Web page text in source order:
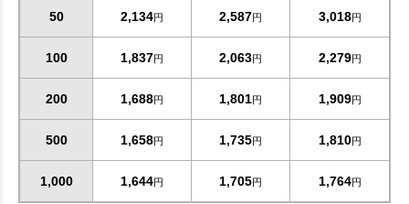
50 2,134円 2,587円 3,018円
100 1,837円 2,063円 2,279円
200 1,688円 1,801円 1,909円
500 1,658円 1,735円 1,810円
1,000 1,644円 1,705円 1,764円